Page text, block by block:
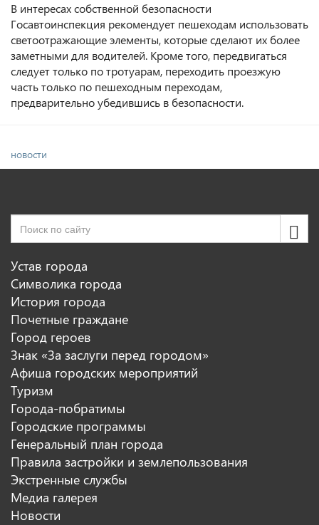
В интересах собственной безопасности
Госавтоинспекция рекомендует пешеходам использовать
светоотражающие элементы, которые сделают их более
заметными для водителей. Кроме того, передвигаться
следует только по тротуарам, переходить проезжую
часть только по пешеходным переходам,
предварительно убедившись в безопасности.
новости
Устав города
Символика города
История города
Почетные граждане
Город героев
Знак «За заслуги перед городом»
Афиша городских мероприятий
Туризм
Города-побратимы
Городские программы
Генеральный план города
Правила застройки и землепользования
Экстренные службы
Медиа галерея
Новости